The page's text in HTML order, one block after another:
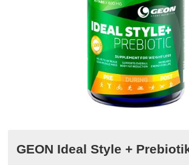
GEON Ideal Style +